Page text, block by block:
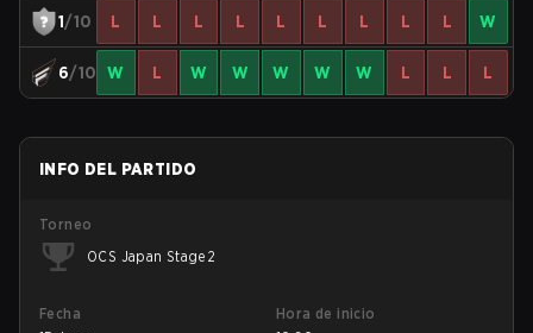
1/10 L L L L L L L L L W
6/10 W L W W W W W L L L
INFO DEL PARTIDO
Torneo
OCS Japan Stage 2
Fecha
Hora de inicio